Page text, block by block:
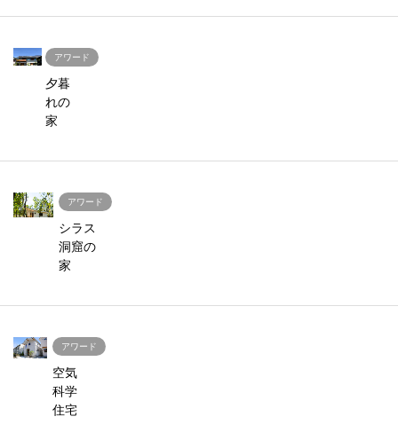
アワード
夕暮
れの
家
アワード
シラス
洞窟の
家
アワード
空気
科学
住宅